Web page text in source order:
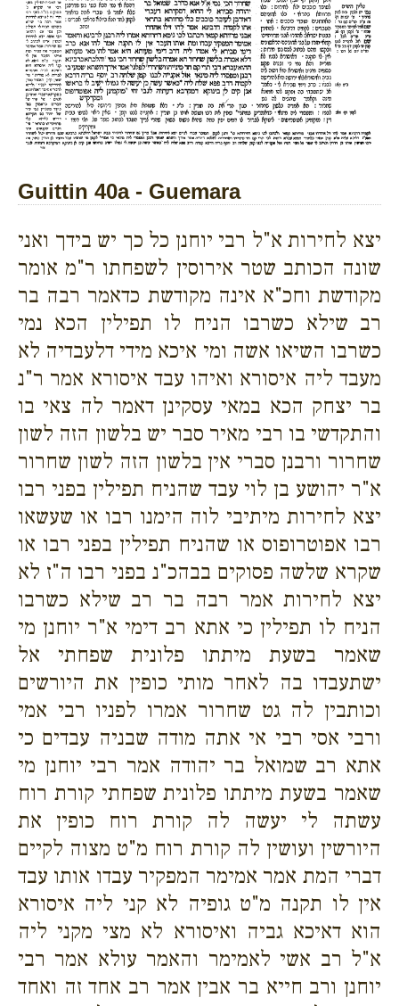
Guittin 40a - Guemara
יצא לחירות א"ל רבי יוחנן כל כך יש בידך ואני
שונה הכותב שטר אירוסין לשפחתו ר"מ אומר
מקודשת וחכ"א אינה מקודשת כדאמר רבה בר
רב שילא כשרבו הניח לו תפילין הכא נמי
כשרבו השיאו אשה ומי איכא מידי דלעבדיה לא
מעבד ליה איסורא ואיהו עבד איסורא אמר ר"נ
בר יצחק הכא במאי עסקינן דאמר לה צאי בו
והתקדשי בו רבי מאיר סבר יש בלשון הזה לשון
שחרור ורבנן סברי אין בלשון הזה לשון שחרור
א"ר יהושע בן לוי עבד שהניח תפילין בפני רבו
יצא לחירות מיתיבי לוה הימנו רבו או שעשאו
רבו אפוטרופוס או שהניח תפילין בפני רבו או
שקרא שלשה פסוקים בבהכ"נ בפני רבו ה"ז לא
יצא לחירות אמר רבה בר רב שילא כשרבו
הניח לו תפילין כי אתא רב דימי א"ר יוחנן מי
שאמר בשעת מיתתו פלונית שפחתי אל
ישתעבדו בה לאחר מותי כופין את היורשים
וכותבין לה גט שחרור אמרו לפניו רבי אמי
ורבי אסי רבי אי אתה מודה שבניה עבדים כי
אתא רב שמואל בר יהודה אמר רבי יוחנן מי
שאמר בשעת מיתתו פלונית שפחתי קורת רוח
עשתה לי יעשה לה קורת רוח כופין את
היורשין ועושין לה קורת רוח מ"ט מצוה לקיים
דברי המת אמר אמימר המפקיר עבדו אותו עבד
אין לו תקנה מ"ט גופיה לא קני ליה איסורא
הוא דאיכא גביה ואיסורא לא מצי מקני ליה
א"ל רב אשי לאמימר והאמר עולא אמר רבי
יוחנן ורב חייא בר אבין אמר רב אחד זה ואחד